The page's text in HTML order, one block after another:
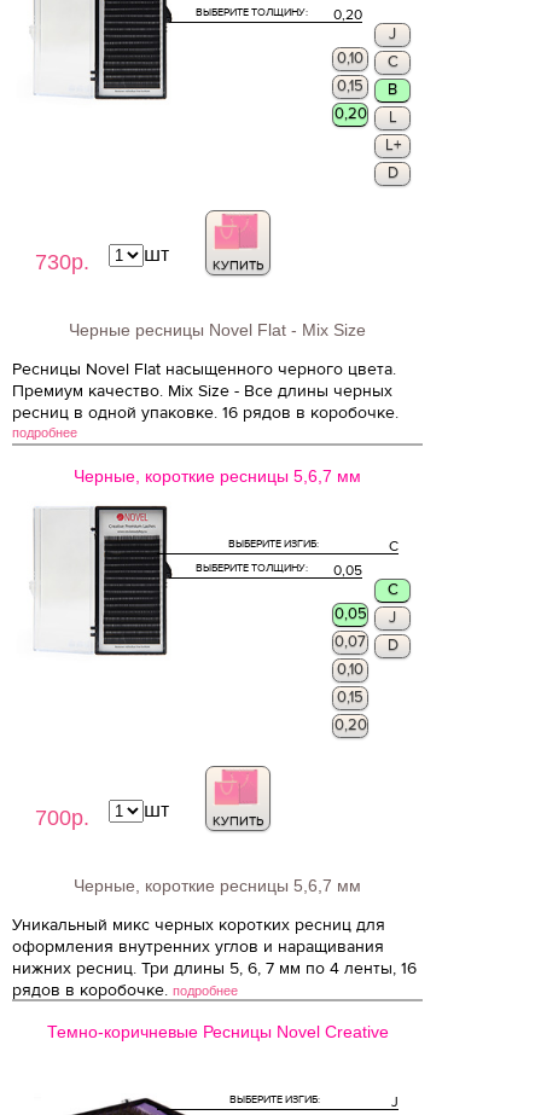
730р.
0,20
ВЫБЕРИТЕ ТОЛЩИНУ:
J
C
B
0,10
0,15
0,20
L
L+
D
КУПИТЬ
шт
Черные ресницы Novel Flat - Mix Size
Ресницы Novel Flat насыщенного черного цвета.
Премиум качество. Mix Size - Все длины черных
ресниц в одной упаковке. 16 рядов в коробочке.
подробнее
Черные, короткие ресницы 5,6,7 мм
700р.
C
ВЫБЕРИТЕ ИЗГИБ:
0,05
ВЫБЕРИТЕ ТОЛЩИНУ:
C
0,05
0,07
0,10
0,15
0,20
J
D
КУПИТЬ
шт
Черные, короткие ресницы 5,6,7 мм
Уникальный микс черных коротких ресниц для
оформления внутренних углов и наращивания
нижних ресниц. Три длины 5, 6, 7 мм по 4 ленты, 16
рядов в коробочке. подробнее
Темно-коричневые Ресницы Novel Creative
J
ВЫБЕРИТЕ ИЗГИБ: